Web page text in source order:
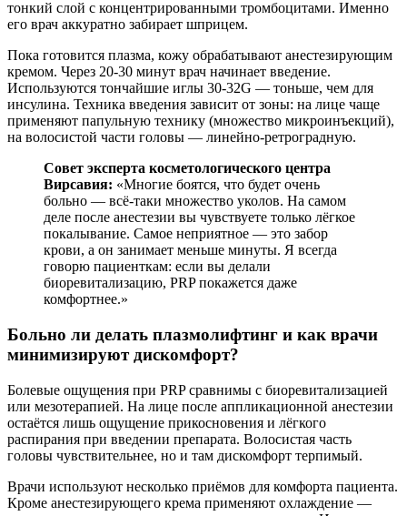
тонкий слой с концентрированными тромбоцитами. Именно
его врач аккуратно забирает шприцем.
Пока готовится плазма, кожу обрабатывают анестезирующим
кремом. Через 20-30 минут врач начинает введение.
Используются тончайшие иглы 30-32G — тоньше, чем для
инсулина. Техника введения зависит от зоны: на лице чаще
применяют папульную технику (множество микроинъекций),
на волосистой части головы — линейно-ретроградную.
Совет эксперта косметологического центра
Вирсавия: «Многие боятся, что будет очень
больно — всё-таки множество уколов. На самом
деле после анестезии вы чувствуете только лёгкое
покалывание. Самое неприятное — это забор
крови, а он занимает меньше минуты. Я всегда
говорю пациенткам: если вы делали
биоревитализацию, PRP покажется даже
комфортнее.»
Больно ли делать плазмолифтинг и как врачи
минимизируют дискомфорт?
Болевые ощущения при PRP сравнимы с биоревитализацией
или мезотерапией. На лице после аппликационной анестезии
остаётся лишь ощущение прикосновения и лёгкого
распирания при введении препарата. Волосистая часть
головы чувствительнее, но и там дискомфорт терпимый.
Врачи используют несколько приёмов для комфорта пациента.
Кроме анестезирующего крема применяют охлаждение —